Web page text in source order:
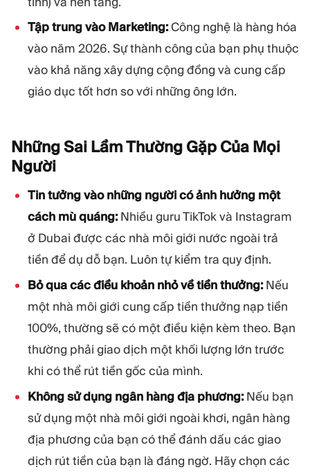
Tập trung vào Marketing:Công nghệ là hàng hóa
vào năm 2026. Sự thành công của bạn phụ thuộc
vào khả năng xây dựng cộng đồng và cung cấp
giáo dục tốt hơn so với những ông lớn.
Những Sai Lầm Thường Gặp Của Mọi
Người
Tin tưởng vào những người có ảnh hưởng một
cách mù quáng:Nhiều guru TikTok và Instagram
ở Dubai được các nhà môi giới nước ngoài trả
tiền để dụ dỗ bạn. Luôn tự kiểm tra quy định.
Bỏ qua các điều khoản nhỏ về tiền thưởng:Nếu
một nhà môi giới cung cấp tiền thưởng nạp tiền
100%, thường sẽ có một điều kiện kèm theo. Bạn
thường phải giao dịch một khối lượng lớn trước
khi có thể rút tiền gốc của mình.
Không sử dụng ngân hàng địa phương:Nếu bạn
sử dụng một nhà môi giới ngoài khơi, ngân hàng
địa phương của bạn có thể đánh dấu các giao
dịch rút tiền của bạn là đáng ngờ. Hãy chọn các